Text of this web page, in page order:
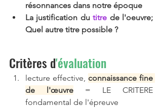
résonnances dans notre époque
La justification du titre de l'oeuvre;
Quel autre titre possible ?
Critères d'évaluation
lecture effective, connaissance fine
de l'œuvre = LE CRITERE
fondamental de l'épreuve